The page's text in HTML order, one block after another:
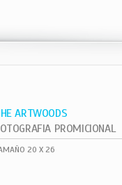
ARTWOODS
PROMICIONAL
20 X 26